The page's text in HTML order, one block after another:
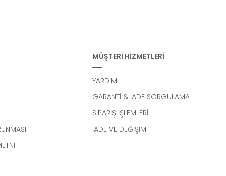
MÜŞTERİ HİZMETLERİ
YARDIM
GARANTİ & İADE SORGULAMA
SİPARİŞ İŞLEMLERİ
İADE VE DEĞİŞİM